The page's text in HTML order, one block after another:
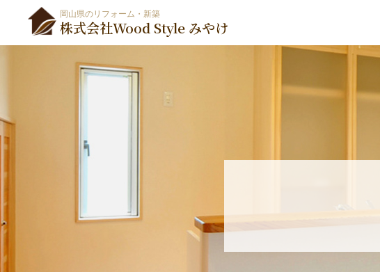
岡山県のリフォーム・新築
株式会社Wood Style みやけ